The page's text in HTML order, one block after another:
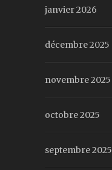
janvier 2026
décembre 2025
novembre 2025
octobre 2025
septembre 2025